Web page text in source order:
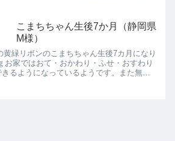
こまちちゃん生後7か月（静岡県
M様）
黄緑リボンのこまちちゃん生後7カ月になり
お家ではおて・おかわり・ふせ・おすわり
るようになっているようです。また無駄